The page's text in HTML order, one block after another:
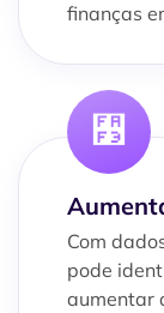
finanças
Com
pode
aumentar